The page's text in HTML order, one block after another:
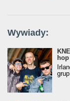
Wywiady: